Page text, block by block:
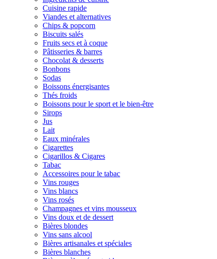
Cuisine rapide
Viandes et alternatives
Chips & popcorn
Biscuits salés
Fruits secs et à coque
Pâtisseries & barres
Chocolat & desserts
Bonbons
Sodas
Boissons énergisantes
Thés froids
Boissons pour le sport et le bien-être
Sirops
Jus
Lait
Eaux minérales
Cigarettes
Cigarillos & Cigares
Tabac
Accessoires pour le tabac
Vins rouges
Vins blancs
Vins rosés
Champagnes et vins mousseux
Vins doux et de dessert
Bières blondes
Vins sans alcool
Bières artisanales et spéciales
Bières blanches